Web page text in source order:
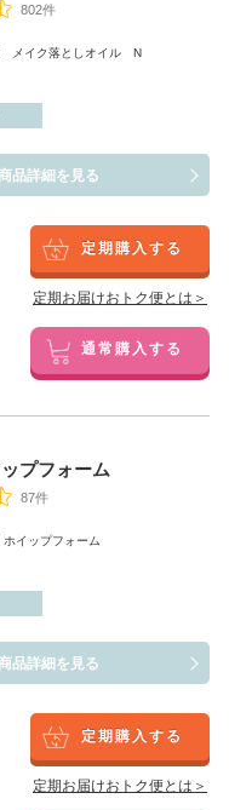
802件
イク落としオイル N
商品詳細を見る
定期購入する
定期お届けおトク便とは＞
通常購入する
プフォーム
87件
イップフォーム
商品詳細を見る
定期購入する
定期お届けおトク便とは＞